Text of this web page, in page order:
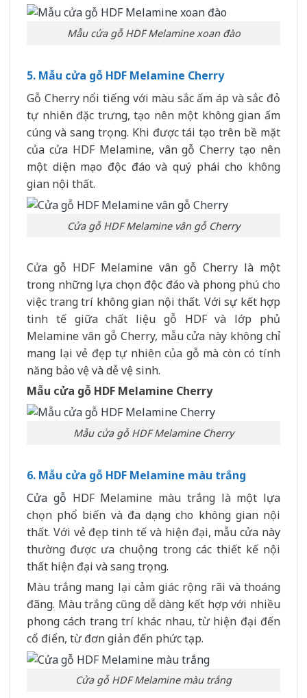
Mẫu cửa gỗ HDF Melamine xoan đào
5. Mẫu cửa gỗ HDF Melamine Cherry
Gỗ Cherry nổi tiếng với màu sắc ấm áp và sắc đỏ
tự nhiên đặc trưng, tạo nên một không gian ấm
cúng và sang trọng. Khi được tái tạo trên bề mặt
của cửa HDF Melamine, vân gỗ Cherry tạo nên
một diện mạo độc đáo và quý phái cho không
gian nội thất.
Cửa gỗ HDF Melamine vân gỗ Cherry
Cửa gỗ HDF Melamine vân gỗ Cherry là một
trong những lựa chọn độc đáo và phong phú cho
việc trang trí không gian nội thất. Với sự kết hợp
tinh tế giữa chất liệu gỗ HDF và lớp phủ
Melamine vân gỗ Cherry, mẫu cửa này không chỉ
mang lại vẻ đẹp tự nhiên của gỗ mà còn có tính
năng bảo vệ và dễ vệ sinh.
Mẫu cửa gỗ HDF Melamine Cherry
Mẫu cửa gỗ HDF Melamine Cherry
6. Mẫu cửa gỗ HDF Melamine màu trắng
Cửa gỗ HDF Melamine màu trắng là một lựa
chọn phổ biến và đa dạng cho không gian nội
thất. Với vẻ đẹp tinh tế và hiện đại, mẫu cửa này
thường được ưa chuộng trong các thiết kế nội
thất hiện đại và sang trọng.
Màu trắng mang lại cảm giác rộng rãi và thoáng
đãng. Màu trắng cũng dễ dàng kết hợp với nhiều
phong cách trang trí khác nhau, từ hiện đại đến
cổ điển, từ đơn giản đến phức tạp.
Cửa gỗ HDF Melamine màu trắng